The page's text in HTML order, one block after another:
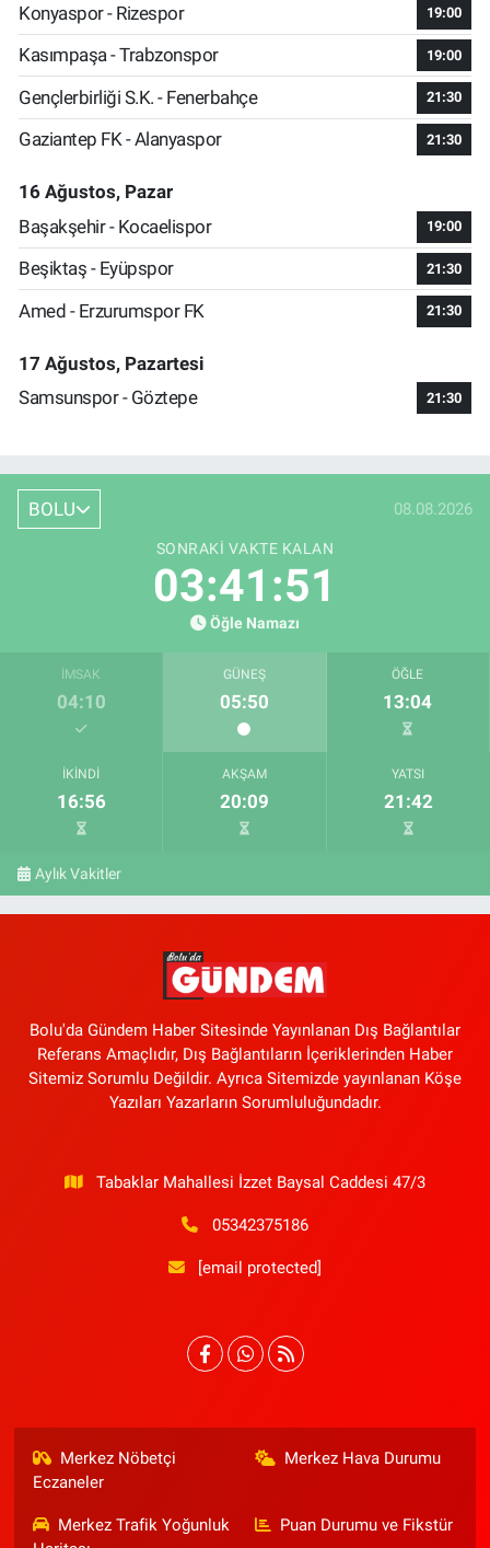
Konyaspor - Rizespor
19:00
Kasımpaşa - Trabzonspor 19:00
Gençlerbirliği S.K. - Fenerbahçe 21:30
Gaziantep FK - Alanyaspor 21:30
16 Ağustos, Pazar
Başakşehir - Kocaelispor
19:00
Beşiktaş - Eyüpspor 21:30
Amed - Erzurumspor FK 21:30
17 Ağustos, Pazartesi
Samsunspor - Göztepe
21:30
BOLU 08.08.2026
SONRAKI VAKTE KALAN
03:41:50
Öğle Namazı
İMSAK
04:10
GÜNEŞ
05:50
ÖĞLE
13:04
İKINDI
16:56
AKŞAM
20:09
YATSI
21:42
Aylık Vakitler
Bolu'da Gündem Haber Sitesinde Yayınlanan Dış Bağlantılar
Referans Amaçlıdır, Dış Bağlantıların İçeriklerinden Haber
Sitemiz Sorumlu Değildir. Ayrıca Sitemizde yayınlanan Köşe
Yazıları Yazarların Sorumluluğundadır.
Tabaklar Mahallesi İzzet Baysal Caddesi 47/3
05342375186
[email protected]
Merkez Nöbetçi
Eczaneler
Merkez Hava Durumu
Merkez Trafik Yoğunluk
Puan Durumu ve Fikstür